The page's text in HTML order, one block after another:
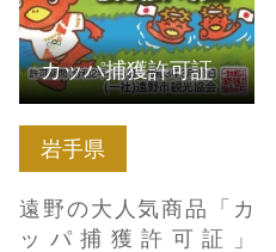
岩手県
遠野の大人気商品「カ
ッパ捕獲許可証」
カッパ捕獲許可証